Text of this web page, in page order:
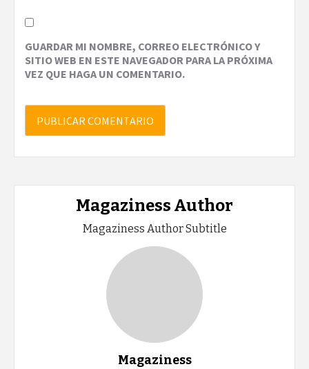
GUARDAR MI NOMBRE, CORREO ELECTRÓNICO Y
SITIO WEB EN ESTE NAVEGADOR PARA LA PRÓXIMA
VEZ QUE HAGA UN COMENTARIO.
Magaziness Author
Magaziness Author Subtitle
Magaziness